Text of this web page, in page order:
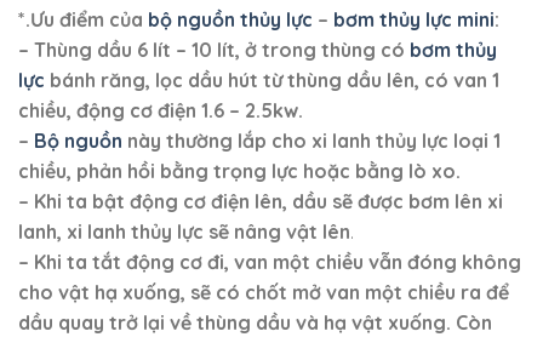
*.Ưu điểm của bộ nguồn thủy lực – bơm thủy lực mini:
– Thùng dầu 6 lít – 10 lít, ở trong thùng có bơm thủy
lực bánh răng, lọc dầu hút từ thùng dầu lên, có van 1
chiều, động cơ điện 1.6 – 2.5kw.
– Bộ nguồn này thường lắp cho xi lanh thủy lực loại 1
chiều, phản hồi bằng trọng lực hoặc bằng lò xo.
– Khi ta bật động cơ điện lên, dầu sẽ được bơm lên xi
lanh, xi lanh thủy lực sẽ nâng vật lên.
– Khi ta tắt động cơ đi, van một chiều vẫn đóng không
cho vật hạ xuống, sẽ có chốt mở van một chiều ra để
dầu quay trở lại về thùng dầu và hạ vật xuống. Còn